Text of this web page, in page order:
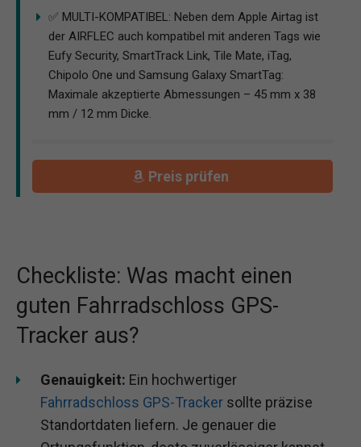
✅ MULTI-KOMPATIBEL: Neben dem Apple Airtag ist
der AIRFLEC auch kompatibel mit anderen Tags wie
Eufy Security, SmartTrack Link, Tile Mate, iTag,
Chipolo One und Samsung Galaxy SmartTag:
Maximale akzeptierte Abmessungen – 45 mm x 38
mm / 12 mm Dicke.
Preis prüfen
Checkliste: Was macht einen
guten Fahrradschloss GPS-
Tracker aus?
Genauigkeit: Ein hochwertiger
Fahrradschloss GPS-Tracker sollte präzise
Standortdaten liefern. Je genauer die